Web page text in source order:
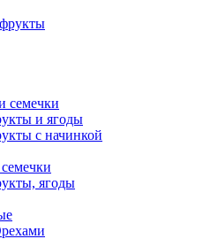
семечки
и ягоды
с начинкой
ягоды